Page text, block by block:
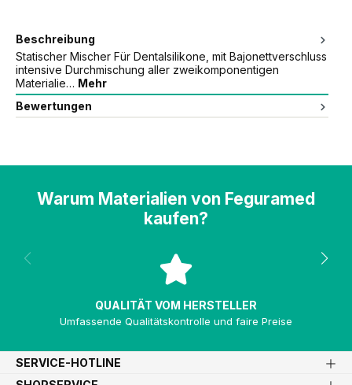
Beschreibung
Statischer Mischer Für Dentalsilikone, mit Bajonettverschluss
intensive Durchmischung aller zweikomponentigen
Materialie… Mehr
Bewertungen
Warum Materialien von Feguramed
kaufen?
QUALITÄT VOM HERSTELLER
Umfassende Qualitätskontrolle und faire Preise
SERVICE-HOTLINE